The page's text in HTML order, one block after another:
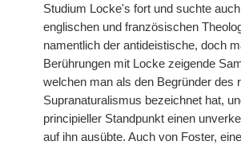
Studium Locke's fort und suchte
englischen und französischen
namentlich der antideistische, doch
Berührungen mit Locke zeigende
welchen man als den Begründer des
Supranaturalismus bezeichnet hat,
principieller Standpunkt einen
auf ihn ausübte. Auch von Foster,